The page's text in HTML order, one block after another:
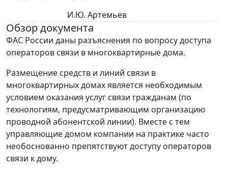
И.Ю. Артемьев
Обзор документа
ФАС России даны разъяснения по вопросу доступа
операторов связи в многоквартирные дома.
Размещение средств и линий связи в
многоквартирных домах является необходимым
условием оказания услуг связи гражданам (по
технологиям, предусматривающим организацию
проводной абонентской линии). Вместе с тем
управляющие домом компании на практике часто
необоснованно препятствуют доступу операторов
связи к дому.